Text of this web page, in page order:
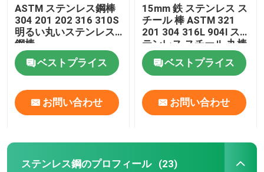
ASTM ステンレス鋼棒
304 201 202 316 310S
明るい丸いステンレス
鋼棒
ベストプライス
お問い合わせ
15mm 鉄 ステンレス ス
チール 棒 ASTM 321
201 304 316L 904l ス
テンレス スチール 丸棒
ベストプライス
お問い合わせ
ステンレス鋼のプロフィール (23)